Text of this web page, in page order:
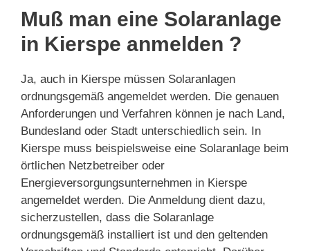
Muß man eine Solaranlage
in Kierspe anmelden ?
Ja, auch in Kierspe müssen Solaranlagen
ordnungsgemäß angemeldet werden. Die genauen
Anforderungen und Verfahren können je nach Land,
Bundesland oder Stadt unterschiedlich sein. In
Kierspe muss beispielsweise eine Solaranlage beim
örtlichen Netzbetreiber oder
Energieversorgungsunternehmen in Kierspe
angemeldet werden. Die Anmeldung dient dazu,
sicherzustellen, dass die Solaranlage
ordnungsgemäß installiert ist und den geltenden